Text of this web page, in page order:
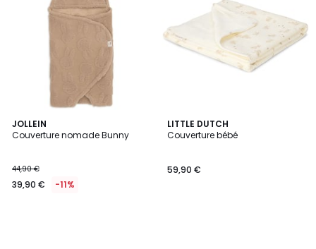
JOLLEIN
Couverture nomade Bunny
44,90 €
39,90 € -11%
LITTLE DUTCH
Couverture bébé
59,90 €